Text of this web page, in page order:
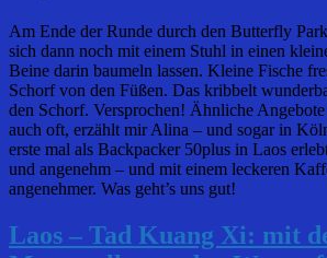
Am Ende der Runde durch den Butterfly
sich dann noch mit einem Stuhl in einen
Beine darin baumeln lassen. Kleine Fische
Schorf von den Füßen. Das kribbelt
den Schorf. Versprochen! Ähnliche
auch oft, erzählt mir Alina – und sogar in
erste mal als Backpacker 50plus in Laos
und angenehm – und mit einem leckeren
angenehmer. Was geht’s uns gut!
Laos – Tad Kuang Xi: mit